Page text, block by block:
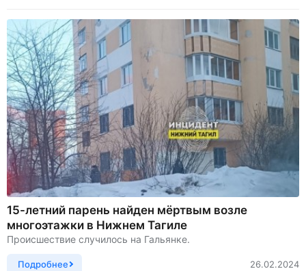
15-летний парень найден мёртвым возле
многоэтажки в Нижнем Тагиле
Происшествие случилось на Гальянке.
Подробнее 26.02.2024